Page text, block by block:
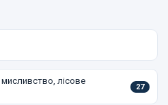
лісове
27